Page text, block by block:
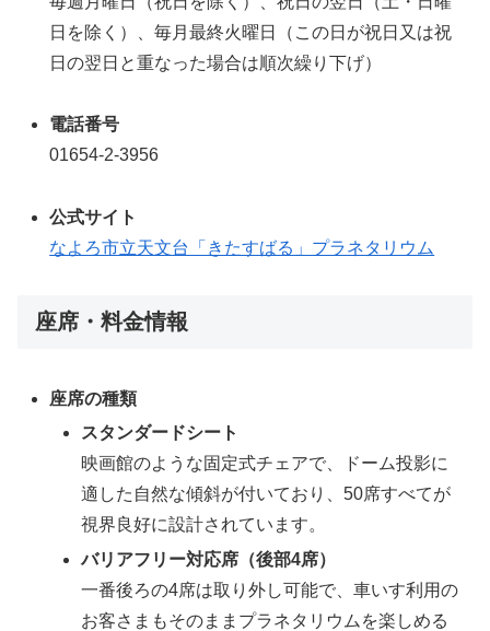
日を除く）、毎月最終火曜日（この日が祝日又は祝
日の翌日と重なった場合は順次繰り下げ）
電話番号
01654-2-3956
公式サイト
なよろ市立天文台「きたすばる」プラネタリウム
座席・料金情報
座席の種類
スタンダードシート
映画館のような固定式チェアで、ドーム投影に
適した自然な傾斜が付いており、50席すべてが
視界良好に設計されています。
バリアフリー対応席（後部4席）
一番後ろの4席は取り外し可能で、車いす利用の
お客さまもそのままプラネタリウムを楽しめる